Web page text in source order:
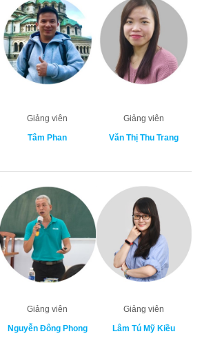
Giảng viên
Tâm Phan
Giảng viên
Văn Thị Thu Trang
Giảng viên
Nguyễn Đông Phong
Giảng viên
Lâm Tú Mỹ Kiều